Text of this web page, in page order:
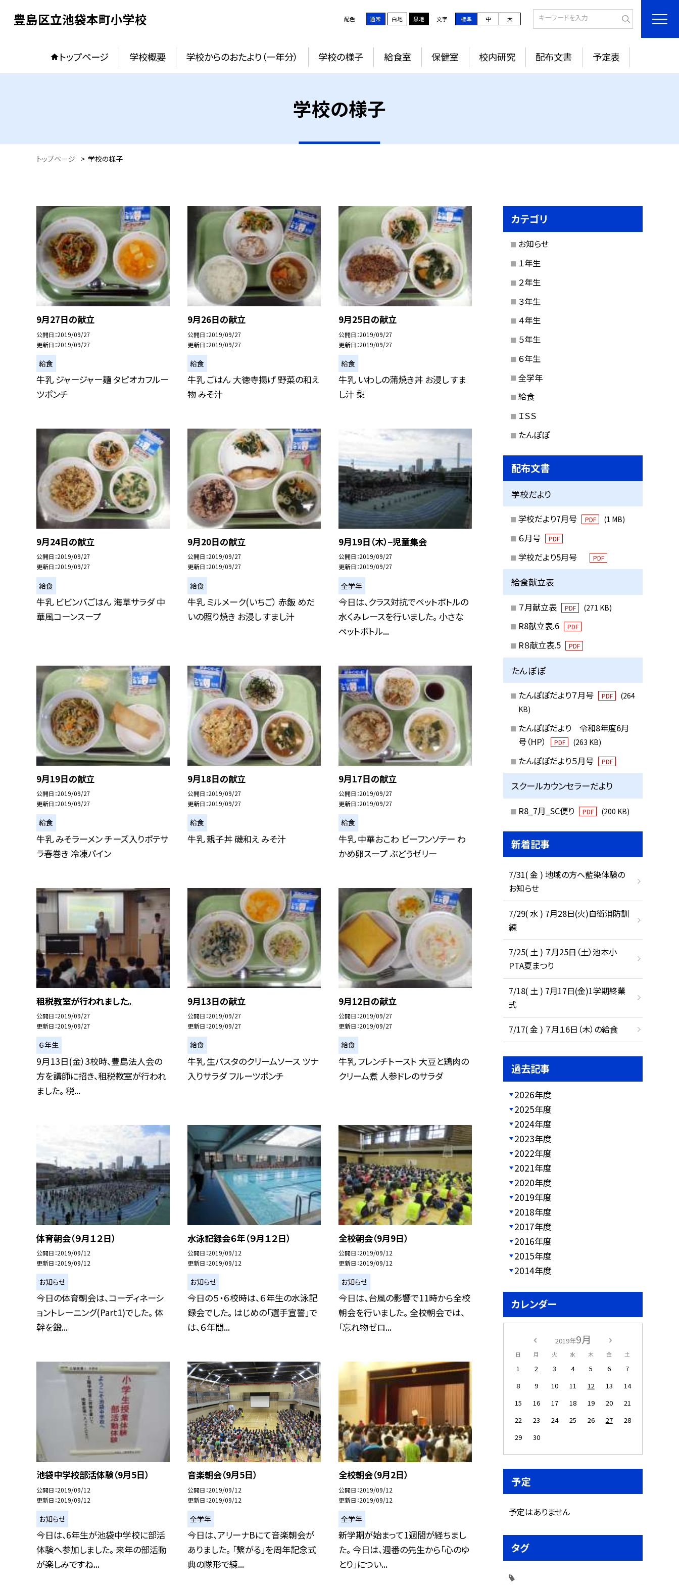
豊島区立池袋本町小学校 配色 通常 白地 黒地 文字 標準 中 大
トップページ 学校概要 学校からのおたより（一年分） 学校の様子 給食室 保健室 校内研究 配布文書 予定表
学校の様子
トップページ > 学校の様子
9月27日の献立
公開日 2019/09/27
更新日 2019/09/27
給食
牛乳 ジャージャー麺 タピオカフルー
ツポンチ
9月26日の献立
公開日 2019/09/27
更新日 2019/09/27
給食
牛乳 ごはん 大徳寺揚げ 野菜の和え
物 みそ汁
9月25日の献立
公開日 2019/09/27
更新日 2019/09/27
給食
牛乳 いわしの蒲焼き丼 お浸し すま
し汁 梨
9月24日の献立
公開日 2019/09/27
更新日 2019/09/27
給食
牛乳 ビビンバごはん 海草サラダ 中
華風コーンスープ
9月20日の献立
公開日 2019/09/27
更新日 2019/09/27
給食
牛乳 ミルメーク(いちご） 赤飯 めだ
いの照り焼き お浸し すまし汁
9月19日（木）−児童集会
公開日 2019/09/27
更新日 2019/09/27
全学年
今日は、クラス対抗でペットボトルの
水くみレースを行いました。 小さな
ペットボトル...
9月19日の献立
公開日 2019/09/27
更新日 2019/09/27
給食
牛乳 みそラーメン チーズ入りポテサ
ラ春巻き 冷凍パイン
9月18日の献立
公開日 2019/09/27
更新日 2019/09/27
給食
牛乳 親子丼 磯和え みそ汁
9月17日の献立
公開日 2019/09/27
更新日 2019/09/27
給食
牛乳 中華おこわ ビーフンソテー わ
かめ卵スープ ぶどうゼリー
租税教室が行われました。
公開日 2019/09/27
更新日 2019/09/27
６年生
9月13日(金）3校時、豊島法人会の
方を講師に招き、租税教室が行われ
ました。 税...
9月13日の献立
公開日 2019/09/27
更新日 2019/09/27
給食
牛乳 生パスタのクリームソース ツナ
入りサラダ フルーツポンチ
9月12日の献立
公開日 2019/09/27
更新日 2019/09/27
給食
牛乳 フレンチトースト 大豆と鶏肉の
クリーム煮 人参ドレのサラダ
体育朝会（９月１２日）
公開日 2019/09/12
更新日 2019/09/12
お知らせ
今日の体育朝会は、コーディネーシ
ョントレーニング(Part1)でした。 体
幹を鍛...
水泳記録会６年（９月１２日）
公開日 2019/09/12
更新日 2019/09/12
お知らせ
今日の５・６校時は、６年生の水泳記
録会でした。 はじめの「選手宣誓」で
は、６年間...
全校朝会（9月9日）
公開日 2019/09/12
更新日 2019/09/12
お知らせ
今日は、台風の影響で11時から全校
朝会を行いました。 全校朝会では、
「忘れ物ゼロ...
池袋中学校部活体験（9月5日）
公開日 2019/09/12
更新日 2019/09/12
お知らせ
今日は、6年生が池袋中学校に部活
体験へ参加しました。 来年の部活動
が楽しみですね...
音楽朝会（9月5日）
公開日 2019/09/12
更新日 2019/09/12
全学年
今日は、アリーナBにて音楽朝会が
ありました。 「繋がる」を周年記念式
典の隊形で練...
全校朝会（9月2日）
公開日 2019/09/12
更新日 2019/09/12
全学年
新学期が始まって1週間が経ちまし
た。 今日は、週番の先生から「心のゆ
とり」につい...
カテゴリ
お知らせ
１年生
２年生
３年生
４年生
５年生
６年生
全学年
給食
ＩＳＳ
たんぽぽ
配布文書
学校だより
学校だより7月号 PDF (1 MB)
６月号 PDF
学校だより5月号 PDF
給食献立表
７月献立表 PDF (271 KB)
R8献立表.6 PDF
R８献立表.5 PDF
たんぽぽ
たんぽぽだより７月号 PDF
(264
KB)
たんぽぽだより 令和8年度6月
号（HP）
PDF (263 KB)
たんぽぽだより５月号 PDF
スクールカウンセラーだより
R8_7月_SC便り PDF (200 KB)
新着記事
7/31( 金 ) 地域の方へ藍染体験の
お知らせ
7/29( 水 ) 7月28日(火)自衛消防訓
練
7/25( 土 ) ７月25日（土）池本小
PTA夏まつり
7/18( 土 ) 7月17日(金)1学期終業
式
7/17( 金 ) ７月１6日（木）の給食
過去記事
2026年度
2025年度
2024年度
2023年度
2022年度
2021年度
2020年度
2019年度
2018年度
2017年度
2016年度
2015年度
2014年度
カレンダー
2019年9月
日 月 火 水 木 金 土
1 2 3 4 5 6
7
8
9 10 11 12 13
14
15
16 17 18 19 20
21
22
23 24 25 26 27
28
29
30
予定
予定はありません
タグ